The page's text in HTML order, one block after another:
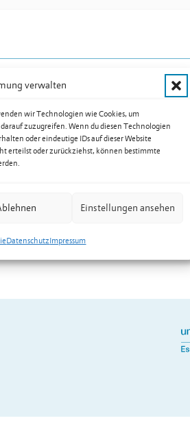
verwalten
wir Technologien wie Cookies, um
zuzugreifen. Wenn du diesen Technologien
oder eindeutige IDs auf dieser Website
erteilst oder zurückziehst, können bestimmte
Einstellungen ansehen
DatenschutzImpressum